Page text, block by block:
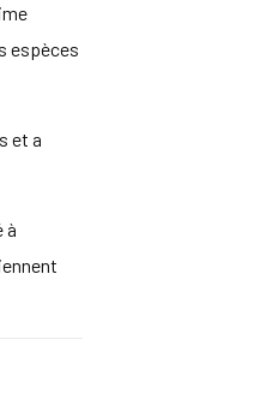
espèces
et a
à